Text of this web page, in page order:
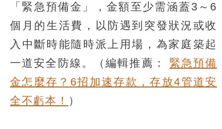
「緊急預備金」，金額至少需涵蓋3～6
個月的生活費，以防遇到突發狀況或收
入中斷時能隨時派上用場，為家庭築起
一道安全防線。（編輯推薦： 緊急預備
金怎麼存？6招加速存款，存放4管道安
全不虧本！ ）